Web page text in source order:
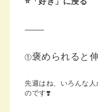
⸻
①褒められると
先週はね、いろんな
のです❣️